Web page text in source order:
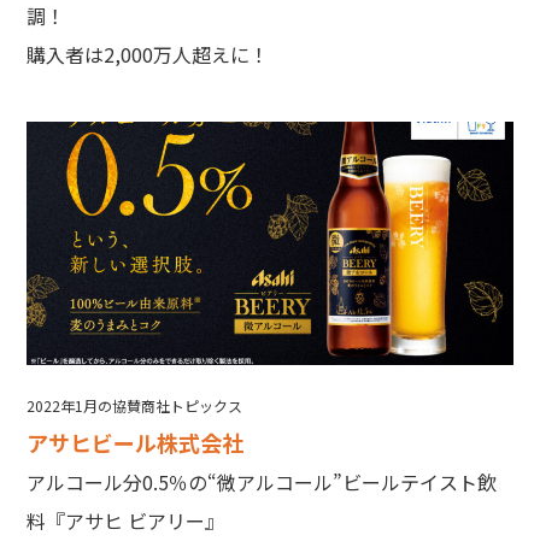
調！
購入者は2,000万人超えに！
2022年1月の協賛商社トピックス
アサヒビール株式会社
アルコール分0.5％の“微アルコール”ビールテイスト飲
料『アサヒ ビアリー』